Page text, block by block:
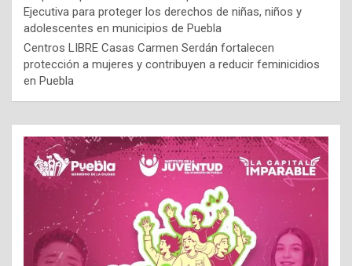
Ejecutiva para proteger los derechos de niñas, niños y
adolescentes en municipios de Puebla
Centros LIBRE Casas Carmen Serdán fortalecen
protección a mujeres y contribuyen a reducir feminicidios
en Puebla